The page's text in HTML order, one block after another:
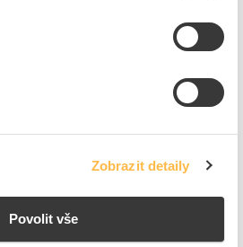
Zobrazit detaily
Povolit vše
do košíku